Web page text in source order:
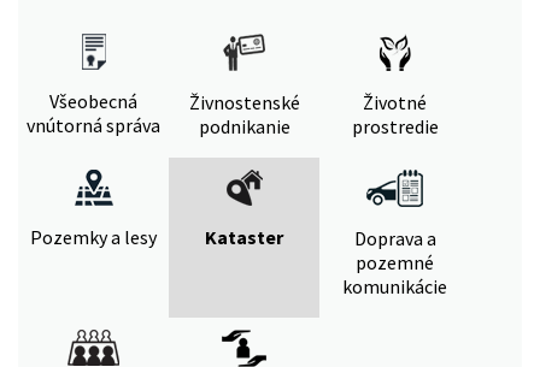
Všeobecná
vnútorná správa
Živnostenské
podnikanie
Životné
prostredie
Pozemky a lesy Kataster
Doprava a
pozemné
komunikácie